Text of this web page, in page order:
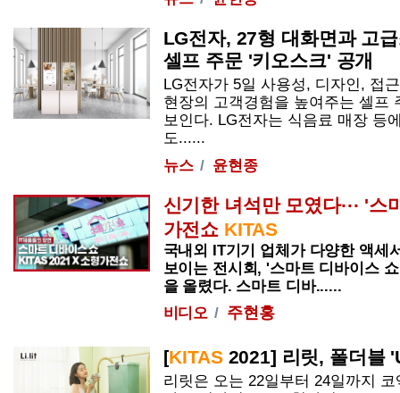
LG전자, 27형 대화면과 고
셀프 주문 '키오스크' 공개
LG전자가 5일 사용성, 디자인, 접
현장의 고객경험을 높여주는 셀프
보인다. LG전자는 식음료 매장 등
도......
뉴스
윤현종
신기한 녀석만 모였다··· '
가전쇼 KITAS
국내외 IT기기 업체가 다양한 액세
보이는 전시회, '스마트 디바이스
을 올렸다. 스마트 디바......
비디오
주현홍
[KITAS2021] 리릿, 폴더블
리릿은 오는 22일부터 24일까지